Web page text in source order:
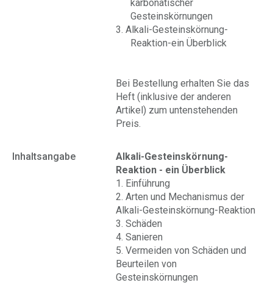
karbonatischer
Gesteinskörnungen
3. Alkali-Gesteinskörnung-
Reaktion-ein Überblick
Bei Bestellung erhalten Sie das
Heft (inklusive der anderen
Artikel) zum untenstehenden
Preis.
Inhaltsangabe
Alkali-Gesteinskörnung-
Reaktion - ein Überblick
1. Einführung
2. Arten und Mechanismus der
Alkali-Gesteinskörnung-Reaktion
3. Schäden
4. Sanieren
5. Vermeiden von Schäden und
Beurteilen von
Gesteinskörnungen